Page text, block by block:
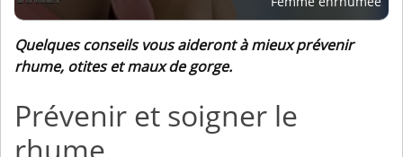
Quelques conseils vous aideront à mieux prévenir
rhume, otites et maux de gorge.
Prévenir et soigner le